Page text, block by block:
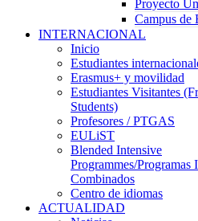
Proyecto
Campus de
INTERNACIONAL
Inicio
Estudiantes
Erasmus+ y movilidad
Estudiantes Visitantes
Students)
Profesores / PTGAS
EULiST
Blended Intensive
Programmes/Programas
Combinados
Centro de idiomas
ACTUALIDAD